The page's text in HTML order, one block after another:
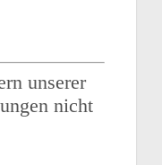
unserer
nicht